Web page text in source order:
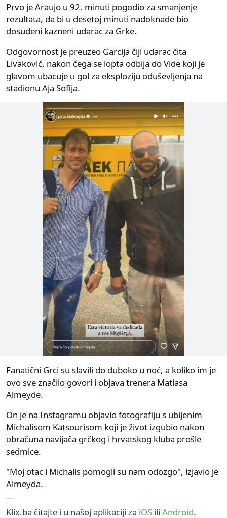
Prvo je Araujo u 92. minuti pogodio za smanjenje
rezultata, da bi u desetoj minuti nadoknade bio
dosuđeni kazneni udarac za Grke.
Odgovornost je preuzeo Garcija čiji udarac čita
Livaković, nakon čega se lopta odbija do Vide koji je
glavom ubacuje u gol za eksploziju oduševljenja na
stadionu Aja Sofija.
Fanatični Grci su slavili do duboko u noć, a koliko im je
ovo sve značilo govori i objava trenera Matiasa
Almeyde.
On je na Instagramu objavio fotografiju s ubijenim
Michalisom Katsourisom koji je život izgubio nakon
obračuna navijača grčkog i hrvatskog kluba prošle
sedmice.
"Moj otac i Michalis pomogli su nam odozgo", izjavio je
Almeyda.
Klix.ba čitajte i u našoj aplikaciji za iOS ili Android.